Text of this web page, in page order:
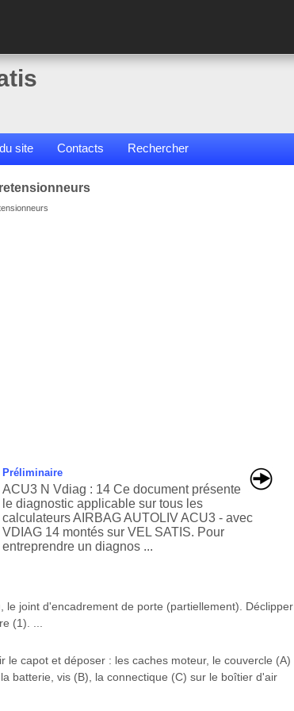
site Contacts Rechercher
Préliminaire
ACU3 N Vdiag : 14 Ce document présente
le diagnostic applicable sur tous les
calculateurs AIRBAG AUTOLIV ACU3 - avec
VDIAG 14 montés sur VEL SATIS. Pour
entreprendre un diagnos ...
joint d'encadrement de porte (partiellement). Déclipper
(1). ...
le capot et déposer : les caches moteur, le couvercle (A)
batterie, vis (B), la connectique (C) sur le boîtier d'air